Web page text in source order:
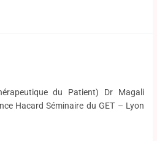
du Patient) Dr Magali
Hacard Séminaire du GET – Lyon